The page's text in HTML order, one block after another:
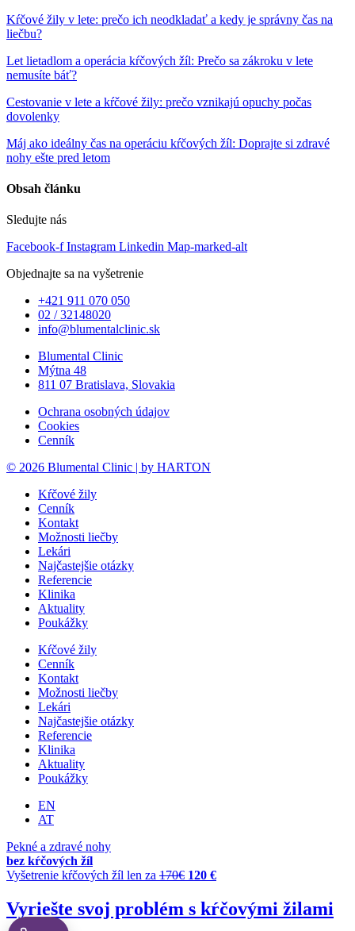
Kŕčové žily v lete: prečo ich neodkladať a kedy je správny čas na
liečbu?
Let lietadlom a operácia kŕčových žíl: Prečo sa zákroku v lete
nemusíte báť?
Cestovanie v lete a kŕčové žily: prečo vznikajú opuchy počas
dovolenky
Máj ako ideálny čas na operáciu kŕčových žíl: Doprajte si zdravé
nohy ešte pred letom
Obsah článku
Sledujte nás
Facebook-f Instagram Linkedin Map-marked-alt
Objednajte sa na vyšetrenie
+421 911 070 050
02 / 32148020
info@blumentalclinic.sk
Blumental Clinic
Mýtna 48
811 07 Bratislava, Slovakia
Ochrana osobných údajov
Cookies
Cenník
© 2026 Blumental Clinic | by HARTON
Kŕčové žily
Cenník
Kontakt
Možnosti liečby
Lekári
Najčastejšie otázky
Referencie
Klinika
Aktuality
Poukážky
Kŕčové žily
Cenník
Kontakt
Možnosti liečby
Lekári
Najčastejšie otázky
Referencie
Klinika
Aktuality
Poukážky
EN
AT
Pekné a zdravé nohy
bez kŕčových žíl
Vyšetrenie kŕčových žíl len za 170€ 120 €
Vyriešte svoj problém s kŕčovými žilami